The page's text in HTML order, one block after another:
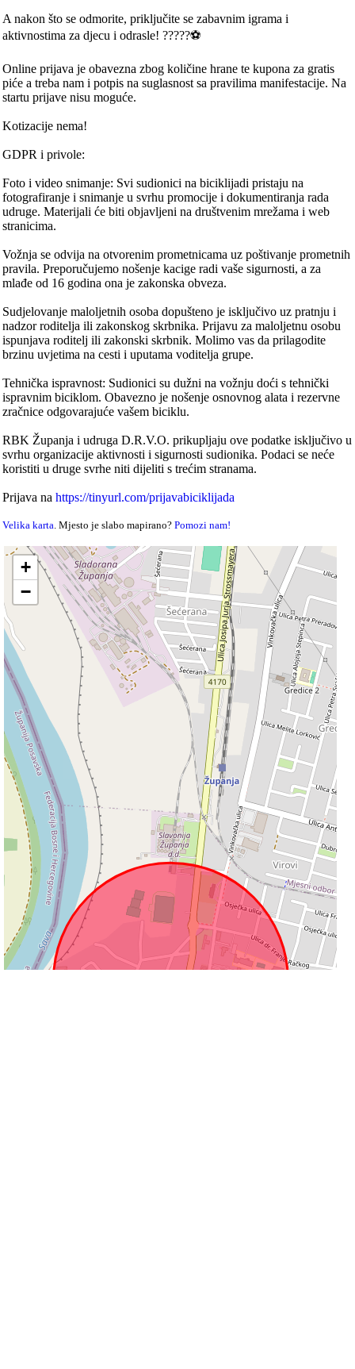
A nakon što se odmorite, priključite se zabavnim igrama i
aktivnostima za djecu i odrasle! ?‍?‍?‍??⚽️
Online prijava je obavezna zbog količine hrane te kupona za gratis
piće a treba nam i potpis na suglasnost sa pravilima manifestacije. Na
startu prijave nisu moguće.
Kotizacije nema!
GDPR i privole:
Foto i video snimanje: Svi sudionici na biciklijadi pristaju na
fotografiranje i snimanje u svrhu promocije i dokumentiranja rada
udruge. Materijali će biti objavljeni na društvenim mrežama i web
stranicima.
Vožnja se odvija na otvorenim prometnicama uz poštivanje prometnih
pravila. Preporučujemo nošenje kacige radi vaše sigurnosti, a za
mlađe od 16 godina ona je zakonska obveza.
Sudjelovanje maloljetnih osoba dopušteno je isključivo uz pratnju i
nadzor roditelja ili zakonskog skrbnika. Prijavu za maloljetnu osobu
ispunjava roditelj ili zakonski skrbnik. Molimo vas da prilagodite
brzinu uvjetima na cesti i uputama voditelja grupe.
Tehnička ispravnost: Sudionici su dužni na vožnju doći s tehnički
ispravnim biciklom. Obavezno je nošenje osnovnog alata i rezervne
zračnice odgovarajuće vašem biciklu.
RBK Županja i udruga D.R.V.O. prikupljaju ove podatke isključivo u
svrhu organizacije aktivnosti i sigurnosti sudionika. Podaci se neće
koristiti u druge svrhe niti dijeliti s trećim stranama.
Prijava nahttps://tinyurl.com/prijavabiciklijada
Velika karta. Mjesto je slabo mapirano?Pomozi nam!
+
−